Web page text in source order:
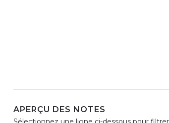
APERÇU DES NOTES